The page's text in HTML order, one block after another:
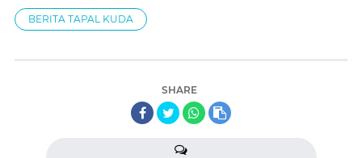
BERITA TAPAL KUDA
SHARE